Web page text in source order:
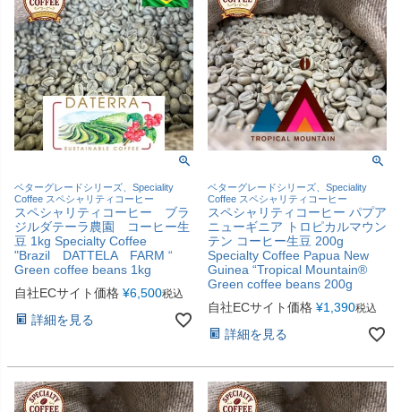
ベターグレードシリーズ、Speciality
Coffee スペシャリティコーヒー
スペシャリティコーヒー ブラ
ジルダテーラ農園 コーヒー生
豆 1kg Specialty Coffee
"Brazil DATTELA FARM “
Green coffee beans 1kg
自社ECサイト価格 ¥6,500税込
詳細を見る
ベターグレードシリーズ、Speciality
Coffee スペシャリティコーヒー
スペシャリティコーヒー パプア
ニューギニア トロピカルマウン
テン コーヒー生豆 200g
Specialty Coffee Papua New
Guinea “Tropical Mountain®
Green coffee beans 200g
自社ECサイト価格 ¥1,390税込
詳細を見る